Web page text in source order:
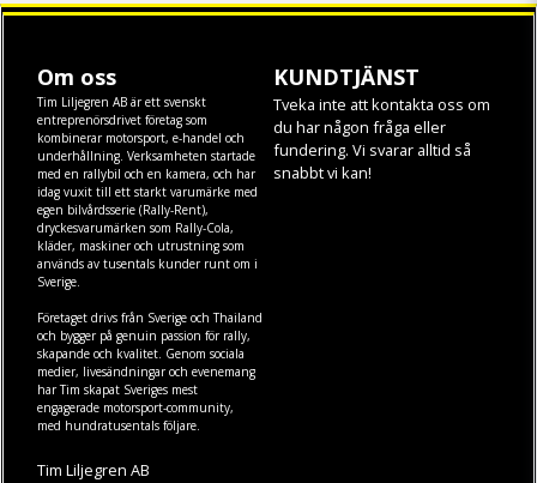
Om oss
Tim Liljegren AB är ett svenskt
entreprenörsdrivet företag som
kombinerar motorsport, e-handel och
underhållning. Verksamheten startade
med en rallybil och en kamera, och har
idag vuxit till ett starkt varumärke med
egen bilvårdsserie (Rally-Rent),
dryckesvarumärken som Rally-Cola,
kläder, maskineroch utrustning som
används av tusentals kunder runt om i
Sverige.
Företaget drivs från Sverige och Thailand
och bygger på genuin passion för rally,
skapande och kvalitet. Genom sociala
medier, livesändningar och evenemang
har Tim skapat Sveriges mest
engagerade motorsport-community,
med hundratusentals följare.
Tim Liljegren AB
KUNDTJÄNST
Tveka inte att kontakta oss om
du har någon fråga eller
fundering. Vi svarar alltid så
snabbt vi kan!